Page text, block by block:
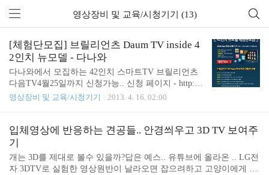
영상장비 및 교육/시청기기 (13)
[체험단모집] 브릴리언츠 Daum TV inside 4
2인치 뉴모델 - 다나와
다나와에서 모집하는 42인치 스마트TV 브릴리언츠
다음TV4월25일까지 신청가능.. 신청 페이지 - http://e
vent.danawa.com/brilliantts_130415
영상장비 및 교육/시청기기 2013. 4. 16. 02:00
입체영상에 반응하는 견공들.. 안경씌우고 3D TV 보여주
기
개는 3D를 제대로 볼수 있을까?답은 예스.. 유튜브에 올라온 .. LG전
자 3DTV로 실험한 영상원반이 날라오면 잡으려하고 고양이에게 짖